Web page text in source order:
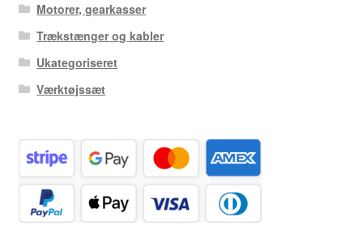
Motorer, gearkasser
Trækstænger og kabler
Ukategoriseret
Værktøjssæt